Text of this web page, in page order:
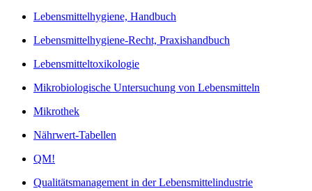
Lebensmittelhygiene, Handbuch
Lebensmittelhygiene-Recht, Praxishandbuch
Lebensmitteltoxikologie
Mikrobiologische Untersuchung von Lebensmitteln
Mikrothek
Nährwert-Tabellen
QM!
Qualitätsmanagement in der Lebensmittelindustrie